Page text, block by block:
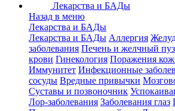
Лекарства и БАДы
Назад в меню
Лекарства и БАДы
Лекарства и БАДы Аллергия
заболевания Печень и желчный
крови Гинекология Поражения
Иммунитет Инфекционные
сосуды Вредные привычки
Суставы и позвоночник
Лор-заболевания Заболевания глаз